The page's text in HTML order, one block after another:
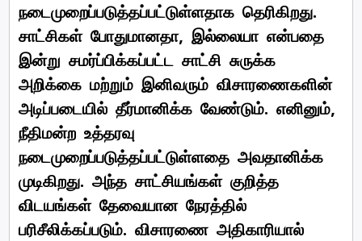
நடைமுறைப்படுத்தப்பட்டுள்ளதாக தெரிகிறது.
சாட்சிகள் போதுமானதா, இல்லையா என்பதை
இன்று சமர்ப்பிக்கப்பட்ட சாட்சி சுருக்க
அறிக்கை மற்றும் இனிவரும் விசாரணைகளின்
அடிப்படையில் தீர்மானிக்க வேண்டும். எனினும்,
நீதிமன்ற உத்தரவு
நடைமுறைப்படுத்தப்பட்டுள்ளதை அவதானிக்க
முடிகிறது. அந்த சாட்சியங்கள் குறித்த
விடயங்கள் தேவையான நேரத்தில்
பரிசீலிக்கப்படும். விசாரணை அதிகாரியால்